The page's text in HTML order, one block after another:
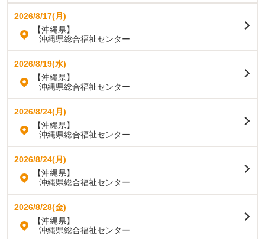
2026/8/17(月)
【沖縄県】
沖縄県総合福祉センター
2026/8/19(水)
【沖縄県】
沖縄県総合福祉センター
2026/8/24(月)
【沖縄県】
沖縄県総合福祉センター
2026/8/24(月)
【沖縄県】
沖縄県総合福祉センター
2026/8/28(金)
【沖縄県】
沖縄県総合福祉センター